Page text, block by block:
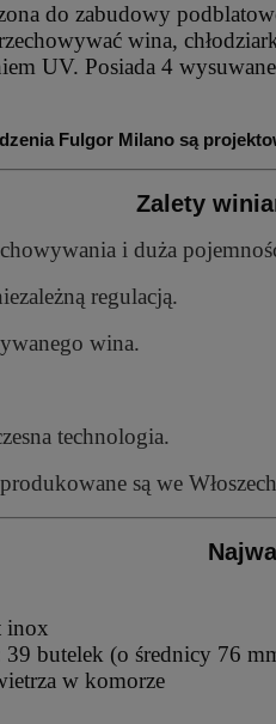
do zabudowy
wina,
UV. Posiada 4
Fulgor Milano są
Zalety
i duża
regulacją.
wina.
technologia.
są we
inox
butelek (o średnicy 76
w komorze